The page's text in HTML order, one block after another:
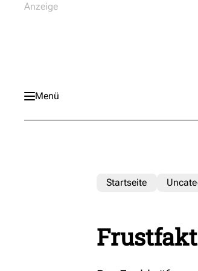
Menü
Startseite